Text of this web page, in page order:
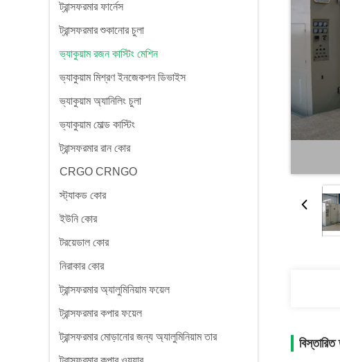
ট্রান্সফরমার ফার্নেস
ট্রান্সফরমার শুকানোর চুলা
ভ্যাকুয়াম রজন কাস্টিং মেশিন
ভ্যাকুয়াম মিশ্রণ ইনজেকশন ডিভাইস
ভ্যাকুয়াম অ্যানিলিং চুলা
ভ্যাকুয়াম মোল্ড কাস্টিং
ট্রান্সফরমার রান কোর
CRGO CRNGO
স্ট্যাকড কোর
ইউনি কোর
টরয়েডাল কোর
নিরাকার কোর
ট্রান্সফরমার অ্যালুমিনিয়াম ফয়েল
ট্রান্সফরমার কপার ফয়েল
ট্রান্সফরমার মোড়ানোর জন্য অ্যালুমিনিয়াম তার